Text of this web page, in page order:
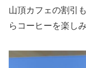
山頂カフェの割引
らコーヒーを楽しみ